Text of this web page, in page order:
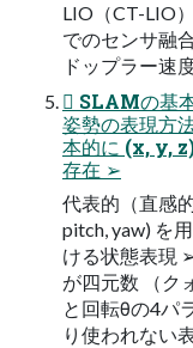
LIO（CT-LIO
でのセンサ融
ドップラー速
 SLAMの基
姿勢の表現方
本的に (x, y,
存在 ➢
代表的（直感
pitch, yaw) を
ける状態表現
が四元数 （ク
と回転θの4パ
り使われない